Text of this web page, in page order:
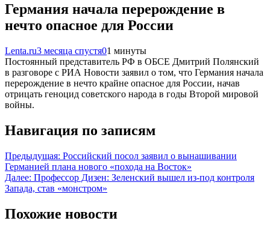
Германия начала перерождение в
нечто опасное для России
Lenta.ru3 месяца спустя01 минуты
Постоянный представитель РФ в ОБСЕ Дмитрий Полянский
в разговоре с РИА Новости заявил о том, что Германия начала
перерождение в нечто крайне опасное для России, начав
отрицать геноцид советского народа в годы Второй мировой
войны.
Навигация по записям
Предыдущая: Российский посол заявил о вынашивании
Германией плана нового «похода на Восток»
Далее: Профессор Дизен: Зеленский вышел из-под контроля
Запада, став «монстром»
Похожие новости